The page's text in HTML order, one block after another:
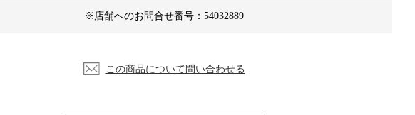
※店舗へのお問合せ番号：54032889
この商品について問い合わせる